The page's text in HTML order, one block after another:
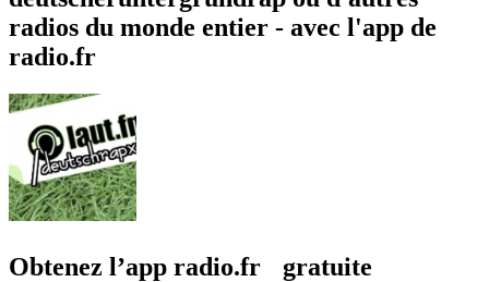
radios du monde entier - avec l'app de
radio.fr
Obtenez l’app radio.fr gratuite